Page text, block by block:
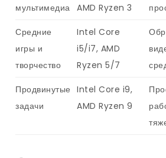
мультимедиа
AMD Ryzen 3
Средние
игры и
творчество
Intel Core
i5/i7, AMD
Ryzen 5/7
Продвинутые
задачи
Intel Core i9,
AMD Ryzen 9